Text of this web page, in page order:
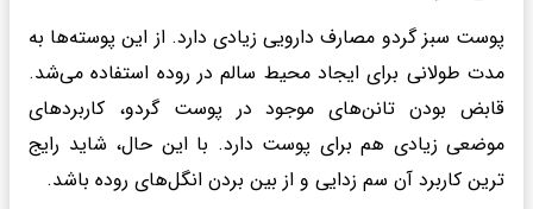
پوست سبز گردو مصارف دارویی زیادی دارد. از این پوسته‌ها به
مدت طولانی برای ایجاد محیط سالم در روده استفاده می‌شد.
قابض بودن تانن‌های موجود در پوست گردو، کاربردهای
موضعی زیادی هم برای پوست دارد. با این حال، شاید رایج
ترین کاربرد آن سم زدایی و از بین بردن انگل‌های روده باشد.